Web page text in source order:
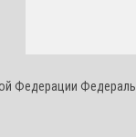
Федерации